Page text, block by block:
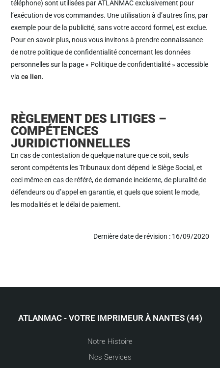
téléphone) sont utilisées par ATLANMAC exclusivement pour
l’exécution de vos commandes. Une utilisation à d’autres fins, par
exemple pour de la publicité, sans votre accord formel, est exclue.
Pour en savoir plus, nous vous invitons à prendre connaissance
de notre politique de confidentialité concernant les données
personnelles sur la page « Politique de confidentialité » accessible
viace lien.
RÈGLEMENT DES LITIGES –
COMPÉTENCES
JURIDICTIONNELLES
En cas de contestation de quelque nature que ce soit, seuls
seront compétents les Tribunaux dont dépend le Siège Social, et
ceci même en cas de référé, de demande incidente, de pluralité de
défendeurs ou d’appel en garantie, et quels que soient le mode,
les modalités et le délai de paiement.
Dernière date de révision : 16/09/2020
ATLANMAC - VOTRE IMPRIMEUR À NANTES (44)
Notre Histoire
Nos Services